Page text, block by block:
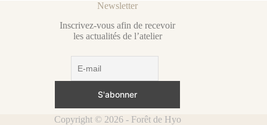
Newsletter
Inscrivez-vous afin de recevoir
les actualités de l’atelier
Copyright © 2026 - Forêt de Hyo